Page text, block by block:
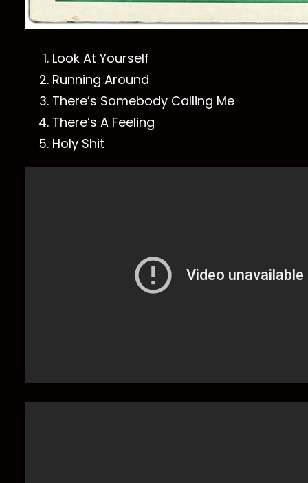
Look At Yourself
Running Around
There’s Somebody Calling Me
There’s A Feeling
Holy Shit